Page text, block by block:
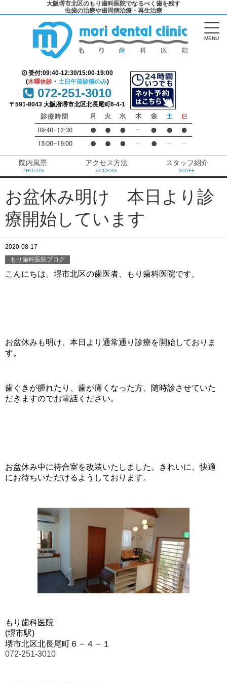
大阪堺市北区のもり歯科医院でなるべく歯を残す
虫歯の治療や歯周病治療・再生治療
受付:09:40-12:30/15:00-19:00
(木曜休診・ 土日午前診療のみ)
072-251-3010
〒591-8043 大阪府堺市北区北長尾町6-4-1
院内風景
PHOTOS
アクセス方法
ACCESS
スタッフ紹介
STAFF
MENU
お盆休み明け 本日より診
療開始しています
2020-08-17
もり歯科医院ブログ
こんにちは。堺市北区の歯医者、もり歯科医院です。
お盆休みも明け、本日より通常通り診療を開始しておりま
す。
歯ぐきが腫れたり、歯が痛くなった方、随時診させていた
だきますのでお電話ください。
お盆休み中に待合室を改装いたしました。きれいに、快適
にお待ちいただけるようしております。
もり歯科医院
(堺市駅)
堺市北区北長尾町６－４－１
072-251-3010